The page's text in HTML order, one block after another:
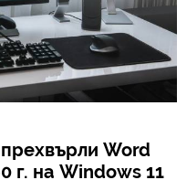
Word
г. на Windows 11